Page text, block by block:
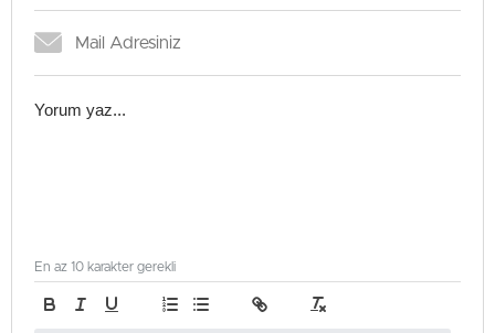
En az 10 karakter gerekli